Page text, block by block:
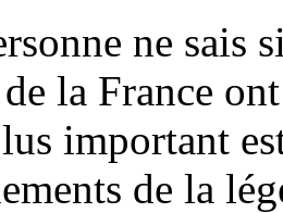
ne sais
la France
important
de la